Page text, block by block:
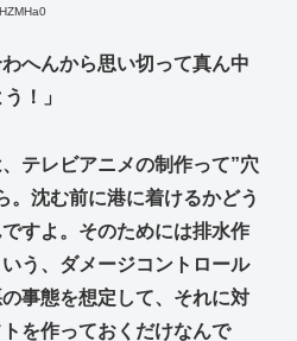
へんから思い切って真ん中
！」
テレビアニメの制作って”穴
。沈む前に港に着けるかどう
すよ。そのためには排水作
う、ダメージコントロール
事態を想定して、それに対
を作っておくだけなんで